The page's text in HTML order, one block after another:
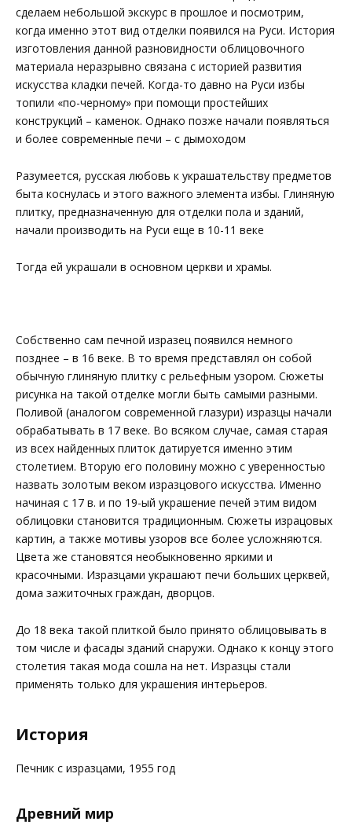
сделаем небольшой экскурс в прошлое и посмотрим,
когда именно этот вид отделки появился на Руси. История
изготовления данной разновидности облицовочного
материала неразрывно связана с историей развития
искусства кладки печей. Когда-то давно на Руси избы
топили «по-черному» при помощи простейших
конструкций – каменок. Однако позже начали появляться
и более современные печи – с дымоходом
Разумеется, русская любовь к украшательству предметов
быта коснулась и этого важного элемента избы. Глиняную
плитку, предназначенную для отделки пола и зданий,
начали производить на Руси еще в 10-11 веке
Тогда ей украшали в основном церкви и храмы.
Собственно сам печной изразец появился немного
позднее – в 16 веке. В то время представлял он собой
обычную глиняную плитку с рельефным узором. Сюжеты
рисунка на такой отделке могли быть самыми разными.
Поливой (аналогом современной глазури) изразцы начали
обрабатывать в 17 веке. Во всяком случае, самая старая
из всех найденных плиток датируется именно этим
столетием. Вторую его половину можно с уверенностью
назвать золотым веком изразцового искусства. Именно
начиная с 17 в. и по 19-ый украшение печей этим видом
облицовки становится традиционным. Сюжеты израцовых
картин, а также мотивы узоров все более усложняются.
Цвета же становятся необыкновенно яркими и
красочными. Изразцами украшают печи больших церквей,
дома зажиточных граждан, дворцов.
До 18 века такой плиткой было принято облицовывать в
том числе и фасады зданий снаружи. Однако к концу этого
столетия такая мода сошла на нет. Изразцы стали
применять только для украшения интерьеров.
История
Печник с изразцами, 1955 год
Древний мир